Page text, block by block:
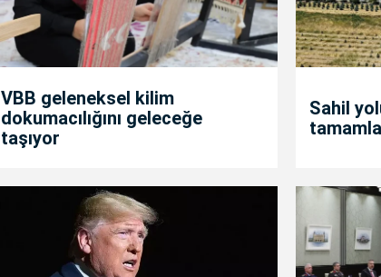
VBB geleneksel kilim
dokumacılığını geleceğe
taşıyor
Sahil